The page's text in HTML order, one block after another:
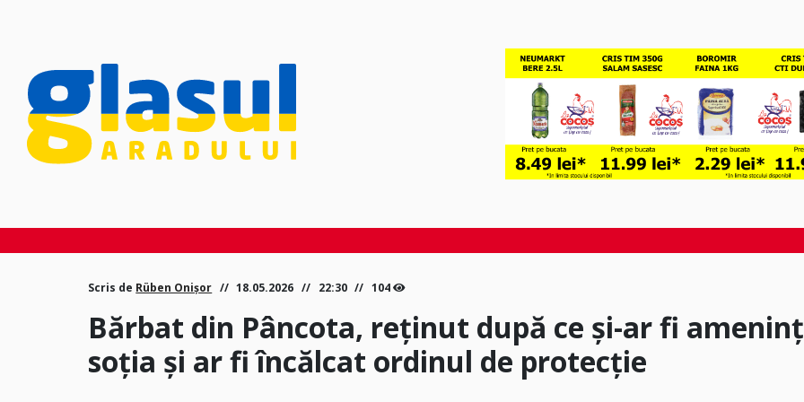
Scris de Rüben Onișor 18.05.2026 22:30 104
Bărbat din Pâncota, reținut după ce și-ar fi
soția și ar fi încălcat ordinul de protecție